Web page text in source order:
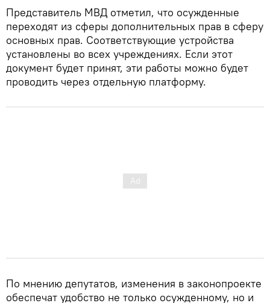
Представитель МВД отметил, что осужденные
переходят из сферы дополнительных прав в сферу
основных прав. Соответствующие устройства
установлены во всех учреждениях. Если этот
документ будет принят, эти работы можно будет
проводить через отдельную платформу.
По мнению депутатов, изменения в законопроекте
обеспечат удобство не только осужденному, но и